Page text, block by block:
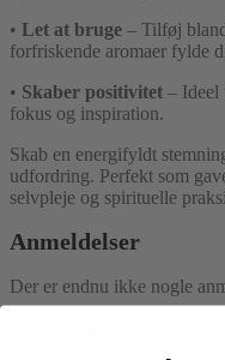
• Let at bruge – Tilføj
forfriskende aromaer fylde
• Skaber positivitet – Ideel
fokus og inspiration.
Skab en energifyldt
udfordring. Perfekt som
selvpleje og spirituelle
Anmeldelser
Der er endnu ikke nogle